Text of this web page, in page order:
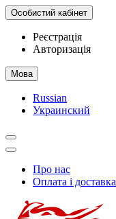
Особистий кабінет
Реєстрація
Авторизація
Мова
Russian
Украинский
Про нас
Оплата і доставка